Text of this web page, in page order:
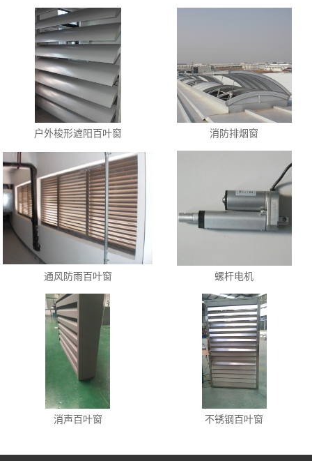
户外梭形遮阳百叶窗 消防排烟窗
通风防雨百叶窗 螺杆电机
消声百叶窗 不锈钢百叶窗